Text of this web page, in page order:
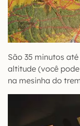
São 35 minutos até
altitude (você
na mesinha do